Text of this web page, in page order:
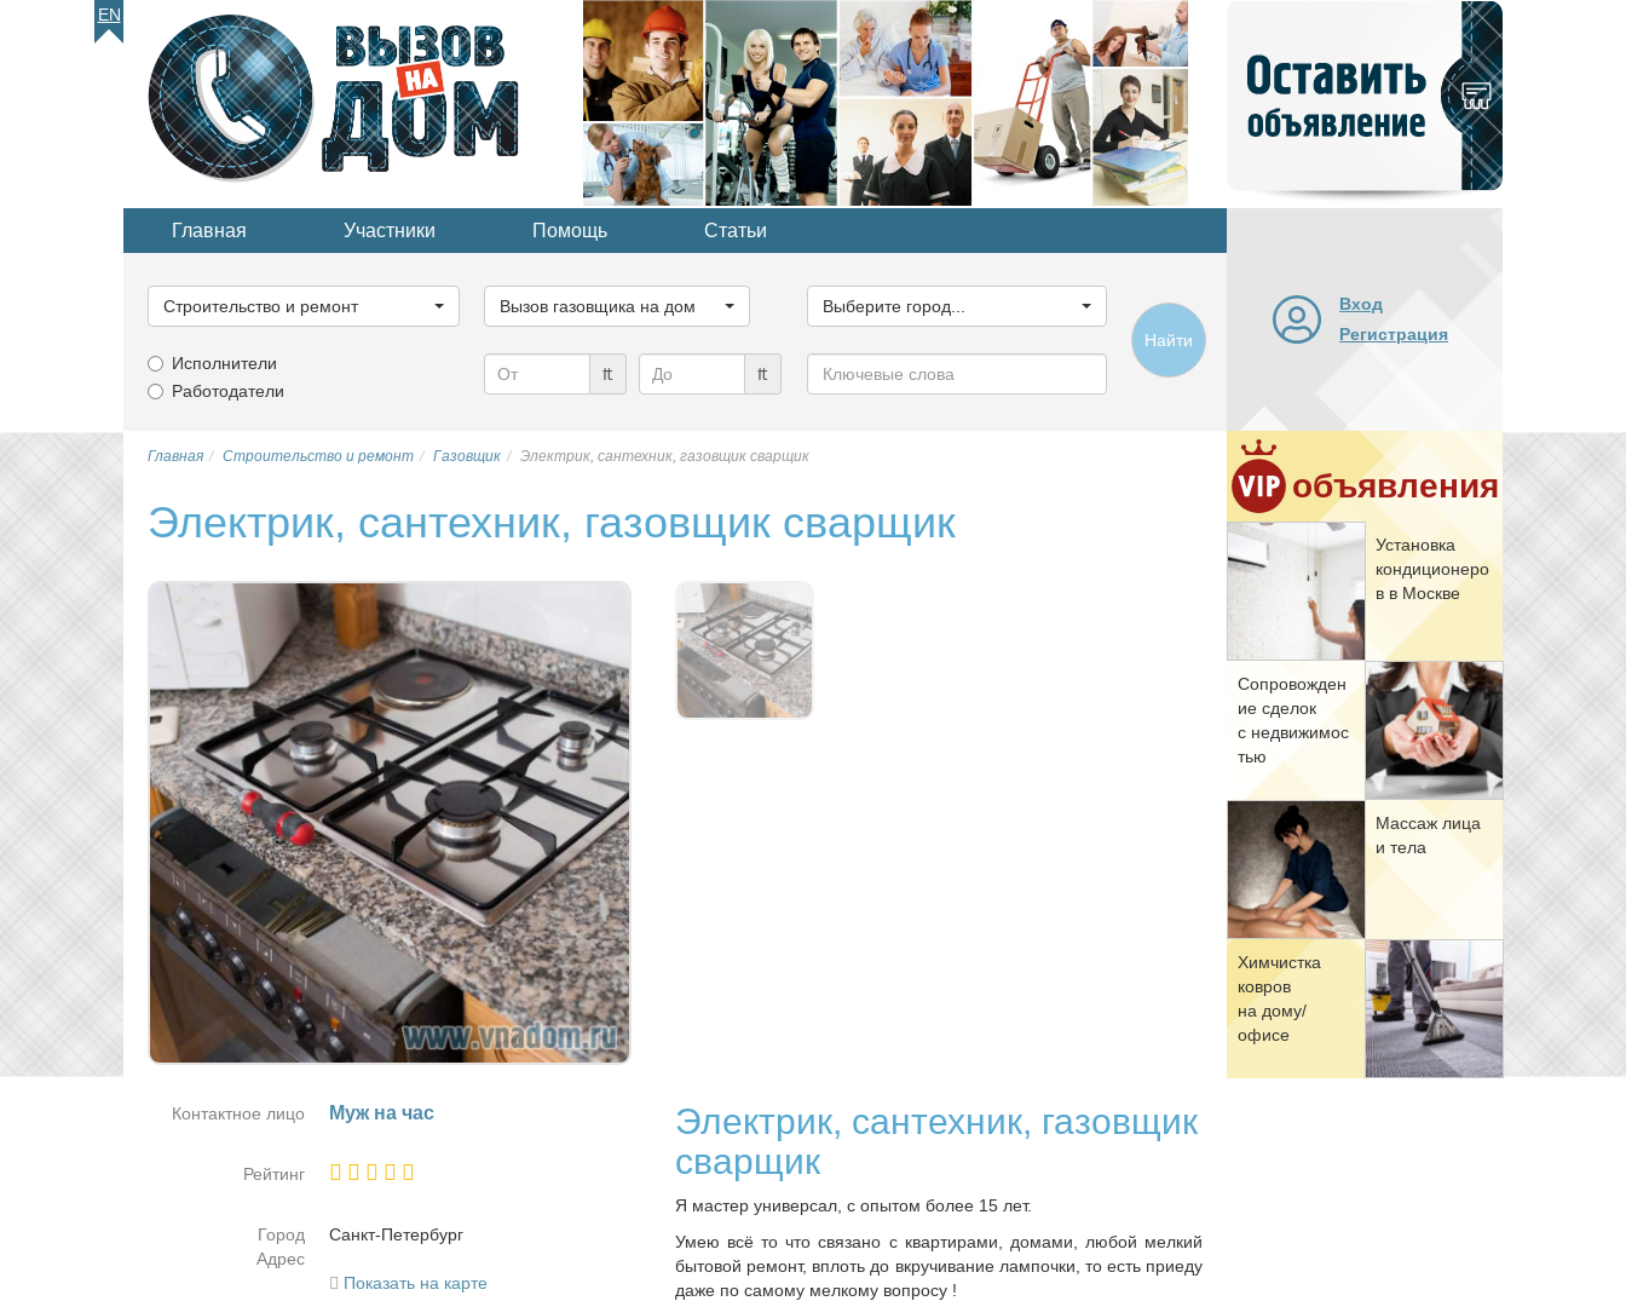
EN
объявление
Главная Участники Помощь Статьи
категорию...
Строительство и ремонт
категорию...
Вызов газовщика на дом
город...
Выберите город...
Исполнители
Работодатели
₶ ₶
Ключевые
слова
Найти
Вход
Регистрация
объявления
Уста­нов­ка
кон­ди­ци­о­не­ро
в в Москве
Со­про­вож­де­н
ие сде­лок
с недви­жи­мо­с
тью
Мас­саж ли­ца
и те­ла
Хим­чист­ка
ков­ров
на до­му/
офи­се
Главная Строительство и ремонт Газовщик Электрик, сантехник, газовщик сварщик
Электрик, сантехник, газовщик сварщик
Электрик, сантехник, газовщик
сварщик
Я мастер универсал, с опытом более 15 лет.
Умею всё то что связано с квартирами, домами, любой мелкий
бытовой ремонт, вплоть до вкручивание лампочки, то есть приеду
даже по самому мелкому вопросу !
Контактное лицо Муж на час
Рейтинг
Город
Санкт-Пе­тер­бург
Адрес
Показать на карте